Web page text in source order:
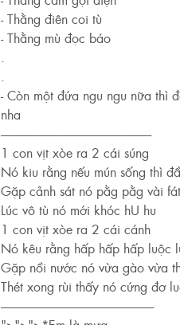
- Thằng điên coi tù
- Thằng mù đọc báo
.
.
- Còn một đứa ngu ngu nữa thì
nha
---------------------------------------------------------------
1 con vịt xòe ra 2 cái súng
Nó kiu rằng nếu mún sống thì
Gặp cảnh sát nó pằg pằg vài fát
Lúc vô tù nó mới khóc hU hu
1 con vịt xòe ra 2 cái cánh
Nó kêu rằng hấp hấp hấp luộc
Gặp nồi nước nó vừa gào vừa
Thét xong rùi thấy nó cứng đơ
----------------------------------------------------------------